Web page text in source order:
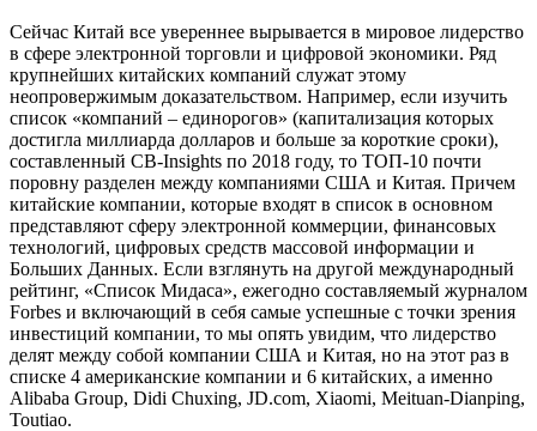
Сейчас Китай все увереннее вырывается в мировое лидерство
в сфере электронной торговли и цифровой экономики. Ряд
крупнейших китайских компаний служат этому
неопровержимым доказательством. Например, если изучить
список «компаний – единорогов» (капитализация которых
достигла миллиарда долларов и больше за короткие сроки),
составленный CB-Insights по 2018 году, то ТОП-10 почти
поровну разделен между компаниями США и Китая. Причем
китайские компании, которые входят в список в основном
представляют сферу электронной коммерции, финансовых
технологий, цифровых средств массовой информации и
Больших Данных. Если взглянуть на другой международный
рейтинг, «Список Мидаса», ежегодно составляемый журналом
Forbes и включающий в себя самые успешные с точки зрения
инвестиций компании, то мы опять увидим, что лидерство
делят между собой компании США и Китая, но на этот раз в
списке 4 американские компании и 6 китайских, а именно
Alibaba Group, Didi Chuxing, JD.com, Xiaomi, Meituan-Dianping,
Toutiao.